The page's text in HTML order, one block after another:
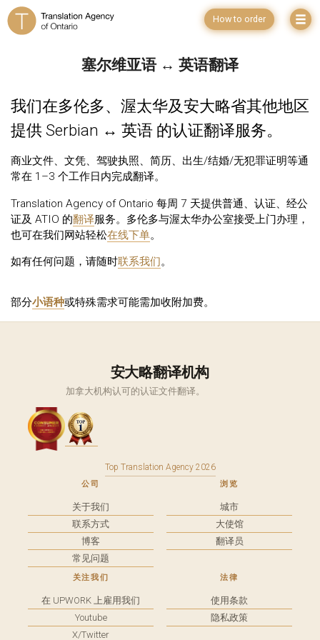
How to order
塞尔维亚语 ↔ 英语翻译
我们在多伦多、渥太华及安大略省其他地区
提供 Serbian ↔ 英语 的认证翻译服务。
商业文件、文凭、驾驶执照、简历、出生/结婚/无犯罪证明等通
常在 1–3 个工作日内完成翻译。
Translation Agency of Ontario 每周 7 天提供普通、认证、经公
证及 ATIO 的翻译服务。多伦多与渥太华办公室接受上门办理，
也可在我们网站轻松在线下单。
如有任何问题，请随时联系我们。
部分小语种或特殊需求可能需加收附加费。
安大略翻译机构
加拿大机构认可的认证文件翻译。
Top Translation Agency 2026
公司
关于我们
联系方式
博客
常见问题
浏览
城市
大使馆
翻译员
关注我们
在 UPWORK 上雇用我们
Youtube
X/Twitter
法律
使用条款
隐私政策